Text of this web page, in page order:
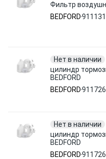
Фильтр
BEDFORD
Нет в наличии
цилиндр
BEDFORD
BEDFORD
Нет в наличии
цилиндр
BEDFORD
BEDFORD